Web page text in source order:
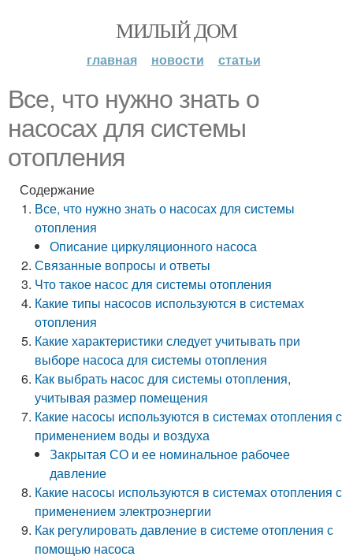
МИЛЫЙ ДОМ
главная новости статьи
Все, что нужно знать о
насосах для системы
отопления
Содержание
Все, что нужно знать о насосах для системы
отопления
Описание циркуляционного насоса
Связанные вопросы и ответы
Что такое насос для системы отопления
Какие типы насосов используются в системах
отопления
Какие характеристики следует учитывать при
выборе насоса для системы отопления
Как выбрать насос для системы отопления,
учитывая размер помещения
Какие насосы используются в системах отопления с
применением воды и воздуха
Закрытая СО и ее номинальное рабочее
давление
Какие насосы используются в системах отопления с
применением электроэнергии
Как регулировать давление в системе отопления с
помощью насоса